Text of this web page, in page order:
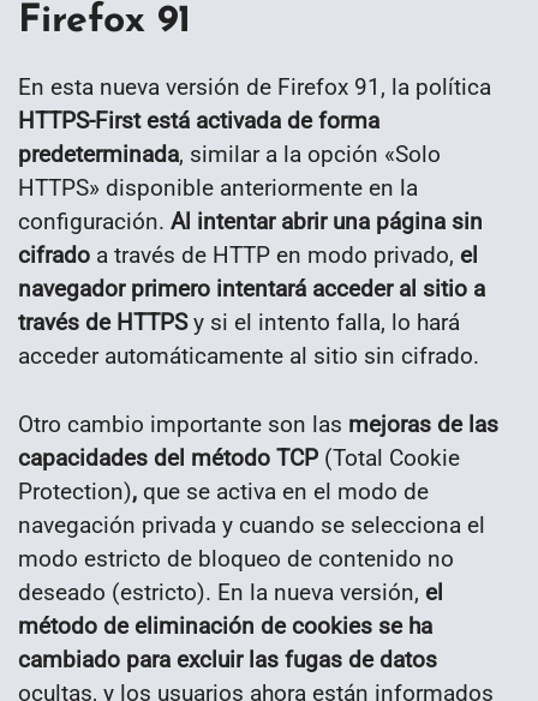
Firefox 91
En esta nueva versión de Firefox 91, la política
HTTPS-First está activada de forma
predeterminada, similar a la opción «Solo
HTTPS» disponible anteriormente en la
configuración. Al intentar abrir una página sin
cifrado a través de HTTP en modo privado, el
navegador primero intentará acceder al sitio a
través de HTTPSy si el intento falla, lo hará
acceder automáticamente al sitio sin cifrado.
Otro cambio importante son las mejoras de las
capacidades del método TCP (Total Cookie
Protection), que se activa en el modo de
navegación privada y cuando se selecciona el
modo estricto de bloqueo de contenido no
deseado (estricto). En la nueva versión, el
método de eliminación de cookies se ha
cambiado para excluir las fugas de datos
ocultas, y los usuarios ahora están informados